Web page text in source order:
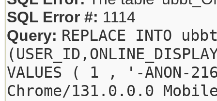
SQL Error #: 1114
Query: REPLACE INTO
VALUES ( 1 , '-
Chrome/131.0.0.0